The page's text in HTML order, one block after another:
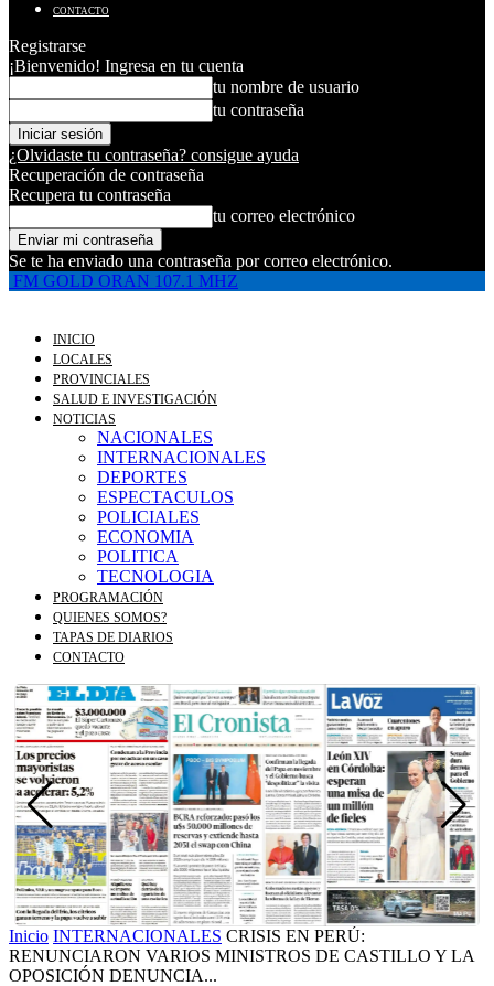
CONTACTO
Registrarse
¡Bienvenido! Ingresa en tu cuenta
tu nombre de usuario
tu contraseña
¿Olvidaste tu contraseña? consigue ayuda
Recuperación de contraseña
Recupera tu contraseña
tu correo electrónico
Se te ha enviado una contraseña por correo electrónico.
FM GOLD ORAN 107.1 MHZ
INICIO
LOCALES
PROVINCIALES
SALUD E INVESTIGACIÓN
NOTICIAS
NACIONALES
INTERNACIONALES
DEPORTES
ESPECTACULOS
POLICIALES
ECONOMIA
POLITICA
TECNOLOGIA
PROGRAMACIÓN
QUIENES SOMOS?
TAPAS DE DIARIOS
CONTACTO
Inicio INTERNACIONALES CRISIS EN PERÚ:
RENUNCIARON VARIOS MINISTROS DE CASTILLO Y LA
OPOSICIÓN DENUNCIA...